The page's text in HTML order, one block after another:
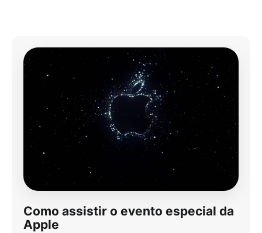
Como assistir o evento especial da
Apple